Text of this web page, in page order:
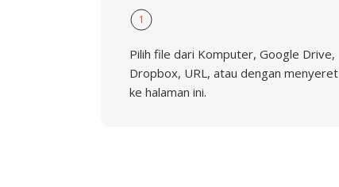
1
Pilih file dari Komputer, Google Drive,
Dropbox, URL, atau dengan menyeret
ke halaman ini.